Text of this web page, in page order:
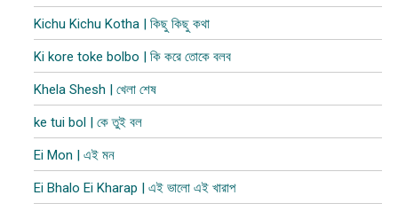
Kichu Kichu Kotha | কিছু কিছু কথা
Ki kore toke bolbo | কি করে তোকে বলব
Khela Shesh | খেলা শেষ
ke tui bol | কে তুই বল
Ei Mon | এই মন
Ei Bhalo Ei Kharap | এই ভালো এই খারাপ